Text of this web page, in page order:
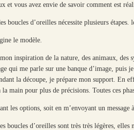
et vous avez envie de savoir comment est
boucles d’oreilles nécessite plusieurs étapes.
le modèle.
inspiration de la nature, des animaux, des
qui me parle sur une banque d’image,
la découpe, je prépare mon support. En
la main pour plus de précisions. Toutes ces
les options, soit en m’envoyant un
boucles d’oreilles sont très très légères,